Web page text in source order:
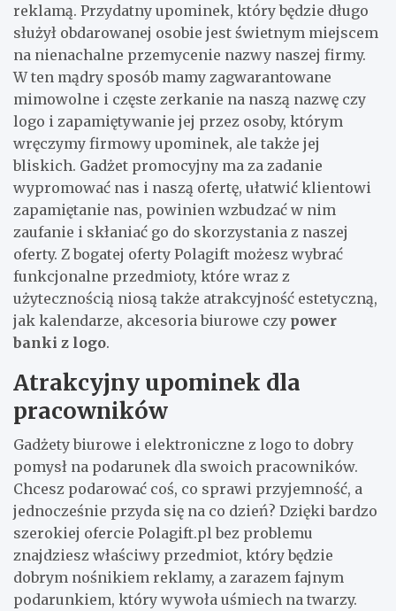
reklamą. Przydatny upominek, który będzie długo
służył obdarowanej osobie jest świetnym miejscem
na nienachalne przemycenie nazwy naszej firmy.
W ten mądry sposób mamy zagwarantowane
mimowolne i częste zerkanie na naszą nazwę czy
logo i zapamiętywanie jej przez osoby, którym
wręczymy firmowy upominek, ale także jej
bliskich. Gadżet promocyjny ma za zadanie
wypromować nas i naszą ofertę, ułatwić klientowi
zapamiętanie nas, powinien wzbudzać w nim
zaufanie i skłaniać go do skorzystania z naszej
oferty. Z bogatej oferty Polagift możesz wybrać
funkcjonalne przedmioty, które wraz z
użytecznością niosą także atrakcyjność estetyczną,
jak kalendarze, akcesoria biurowe czy power
banki z logo.
Atrakcyjny upominek dla
pracowników
Gadżety biurowe i elektroniczne z logo to dobry
pomysł na podarunek dla swoich pracowników.
Chcesz podarować coś, co sprawi przyjemność, a
jednocześnie przyda się na co dzień? Dzięki bardzo
szerokiej ofercie Polagift.pl bez problemu
znajdziesz właściwy przedmiot, który będzie
dobrym nośnikiem reklamy, a zarazem fajnym
podarunkiem, który wywoła uśmiech na twarzy.